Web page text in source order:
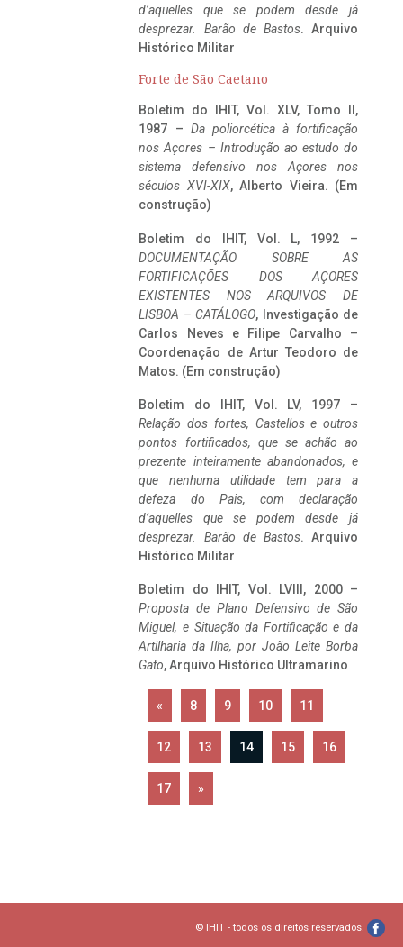
d’aquelles que se podem desde já
desprezar. Barão de Bastos. Arquivo
Histórico Militar
Forte de São Caetano
Boletim do IHIT, Vol. XLV, Tomo II,
1987 – Da poliorcética à fortificação
nos Açores – Introdução ao estudo do
sistema defensivo nos Açores nos
séculos XVI-XIX, Alberto Vieira. (Em
construção)
Boletim do IHIT, Vol. L, 1992 –
DOCUMENTAÇÃO SOBRE AS
FORTIFICAÇÕES DOS AÇORES
EXISTENTES NOS ARQUIVOS DE
LISBOA – CATÁLOGO, Investigação de
Carlos Neves e Filipe Carvalho –
Coordenação de Artur Teodoro de
Matos. (Em construção)
Boletim do IHIT, Vol. LV, 1997 –
Relação dos fortes, Castellos e outros
pontos fortificados, que se achão ao
prezente inteiramente abandonados, e
que nenhuma utilidade tem para a
defeza do Pais, com declaração
d’aquelles que se podem desde já
desprezar. Barão de Bastos. Arquivo
Histórico Militar
Boletim do IHIT, Vol. LVIII, 2000 –
Proposta de Plano Defensivo de São
Miguel, e Situação da Fortificação e da
Artilharia da Ilha, por João Leite Borba
Gato, Arquivo Histórico Ultramarino
« 8 9 10 11
12 13 14 15 16
17 »
© IHIT - todos os direitos reservados.